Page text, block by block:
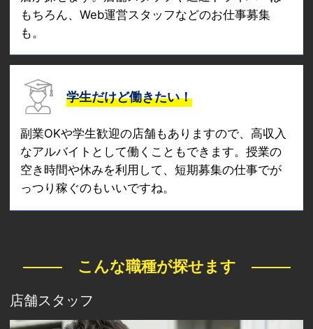
もちろん、Web運営スタッフなどのお仕事募集
も。
学生だけど働きたい！
副業OKや学生歓迎の店舗もありますので、高収入
なアルバイトとして働くこともできます。授業の
空き時間や休みを利用して、短期募集の仕事でが
っつり稼ぐのもいいですね。
こんな職種が探せます
店舗スタッフ